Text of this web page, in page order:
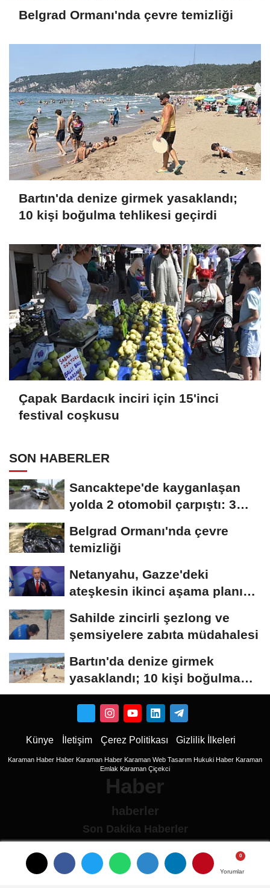
Yorumlar
Yorumlar
Belgrad Ormanı'nda çevre temizliği
Bartın'da denize girmek yasaklandı;
10 kişi boğulma tehlikesi geçirdi
Çapak Bardacık inciri için 15'inci
festival coşkusu
SON HABERLER
Sancaktepe'de kayganlaşan
yolda 2 otomobil çarpıştı: 3
Belgrad Ormanı'nda çevre
temizliği
Netanyahu, Gazze'deki
ateşkesin ikinci aşama planını
Sahilde zincirli şezlong ve
şemsiyelere zabıta müdahalesi
Bartın'da denize girmek
yasaklandı; 10 kişi boğulma
tehlikesi...
Künye İletişim Çerez Politikası Gizlilik İlkeleri
Karaman Haber Haber Karaman Haber Karaman Web Tasarım Hukuki Haber Karaman
Emlak Karaman Çiçekci
Haber
haberler
Son Dakika Haberler
son dakika Haberleri